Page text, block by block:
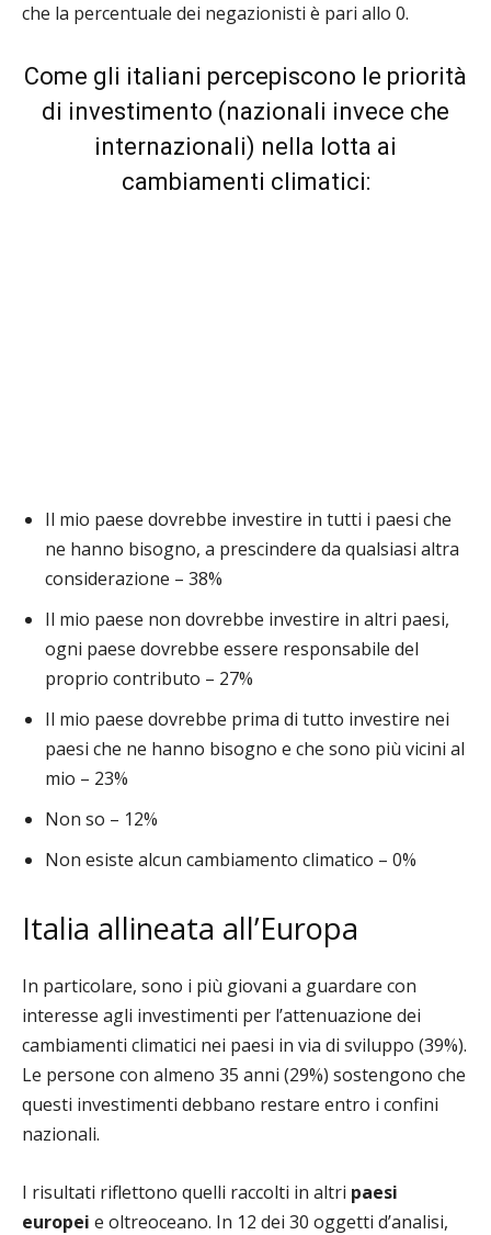
che la percentuale dei negazionisti è pari allo 0.
Come gli italiani percepiscono le priorità
di investimento (nazionali invece che
internazionali) nella lotta ai
cambiamenti climatici:
Il mio paese dovrebbe investire in tutti i paesi che
ne hanno bisogno, a prescindere da qualsiasi altra
considerazione – 38%
Il mio paese non dovrebbe investire in altri paesi,
ogni paese dovrebbe essere responsabile del
proprio contributo – 27%
Il mio paese dovrebbe prima di tutto investire nei
paesi che ne hanno bisogno e che sono più vicini al
mio – 23%
Non so – 12%
Non esiste alcun cambiamento climatico – 0%
Italia allineata all’Europa
In particolare, sono i più giovani a guardare con
interesse agli investimenti per l’attenuazione dei
cambiamenti climatici nei paesi in via di sviluppo (39%).
Le persone con almeno 35 anni (29%) sostengono che
questi investimenti debbano restare entro i confini
nazionali.
I risultati riflettono quelli raccolti in altri paesi
europei e oltreoceano. In 12 dei 30 oggetti d’analisi,